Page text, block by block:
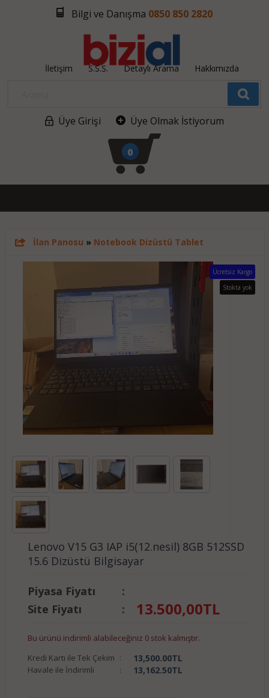
Bilgi ve Danışma 0850 850 2820
İletişim S.S.S. Detaylı Arama Hakkımızda
Üye Girişi Üye Olmak İstiyorum
0
İlan Panosu » Notebook Dizüstü Tablet
Ücretsiz Kargo
Stokta yok
Lenovo V15 G3 IAP i5(12.nesil) 8GB 512SSD
15.6 Dizüstü Bilgisayar
Piyasa Fiyatı
:
Site Fiyatı
: 13.500,00TL
Bu ürünü indirimli alabileceğiniz 0 stok kalmıştır.
Kredi Kartı ile Tek Çekim : 13,500.00TL
Havale ile İndirimli : 13,162.50TL